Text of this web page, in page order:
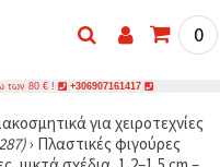
0
των 80 € ! +306907161417
για χειροτεχνίες
› Πλαστικές φιγούρες